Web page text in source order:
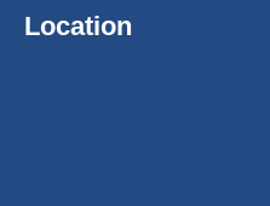
Location